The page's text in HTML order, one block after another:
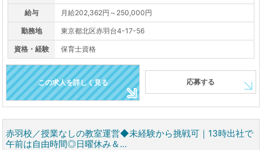
給与 月給202,362円～250,000円
勤務地 東京都北区赤羽台4-17-56
資格・経験 保育士資格
この求人を詳しく見る 応募する
赤羽校／授業なしの教室運営◆未経験から挑戦可｜13時出社で
午前は自由時間◎日曜休み＆...